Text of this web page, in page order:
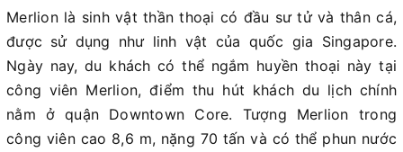
Merlion là sinh vật thần thoại có đầu sư tử và thân cá,
được sử dụng như linh vật của quốc gia Singapore.
Ngày nay, du khách có thể ngắm huyền thoại này tại
công viên Merlion, điểm thu hút khách du lịch chính
nằm ở quận Downtown Core. Tượng Merlion trong
công viên cao 8,6 m, nặng 70 tấn và có thể phun nước